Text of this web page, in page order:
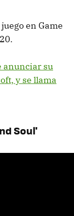
en Game
anunciar su
y se llama
Soul'